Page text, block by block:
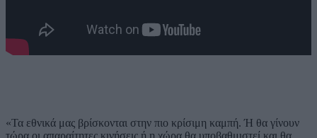
«Τα εθνικά μας βρίσκονται στην πιο κρίσιμη καμπή. Ή θα γίνουν